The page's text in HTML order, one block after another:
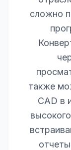
сложно
также
CAD в